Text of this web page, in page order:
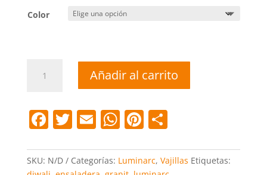
Color
Diwali
cantidad
Añadir al carrito
F
c
T
itt
E
ai
W
at
Pi
er
C
m
SKU: N/D Categorías: Luminarc, Vajillas Etiquetas: